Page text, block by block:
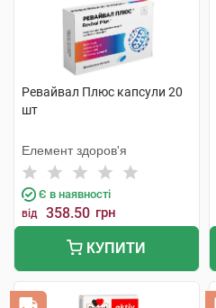
Ревайвал Плюс капсули 20
шт
Елемент здоров'я
Є в наявності
від 358.50 грн
КУПИТИ